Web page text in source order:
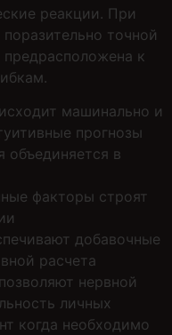
реакции. При
точной
к
машинально и
прогнозы
в
факторы строят
добавочные
расчета
нервной
личных
когда необходимо